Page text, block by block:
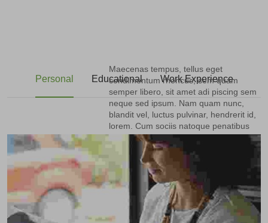
Personal Educational Work Experience
Maecenas tempus, tellus eget
condimentum rhoncus, sem quam
semper libero, sit amet adi piscing sem
neque sed ipsum. Nam quam nunc,
blandit vel, luctus pulvinar, hendrerit id,
lorem. Cum sociis natoque penatibus
et magnis dis parturient montes.
Safest in the sint
non provident, similique sunt in culpa
qui officia deserunt mollitia animi, id
est laborum et dolorum fuga. Et harum
quidem rerum facilis est et expedita